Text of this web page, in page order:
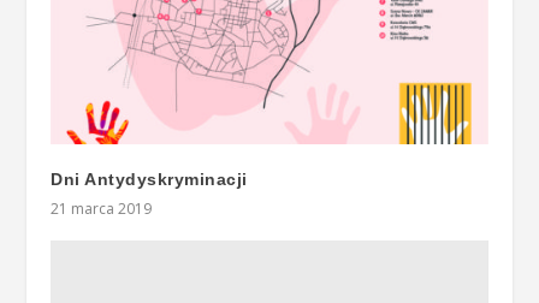
Dni Antydyskryminacji
21 marca 2019